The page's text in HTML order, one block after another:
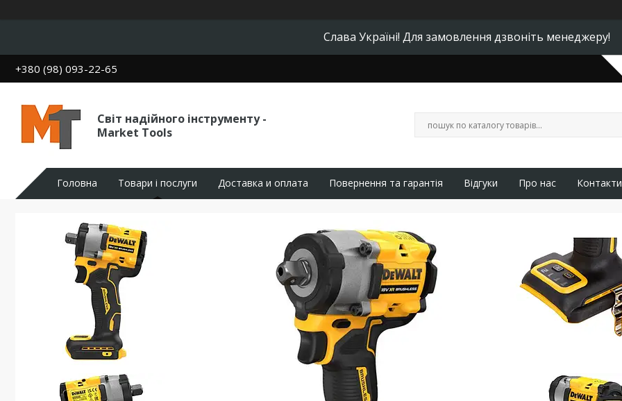
Слава Україні! Для замовлення дзвоніть менеджеру!
+380 (98) 093-22-65
Світ надійного інструменту -
Market Tools
Головна Товари і послуги Доставка и оплата Повернення та гарантія Відгуки Про нас Контакти